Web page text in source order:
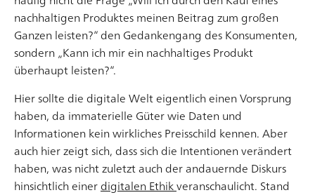
Frauen haben weit über das letzte Jahrhundert hinaus
mit ihren Werken und Ideen maßgeblich zur
Entwicklung des Designs, wie wir es heute kennen,
beigetragen. Viele davon wurden jedoch erst spät und
nicht selten nach ihrem Tode für ihre Leistungen
gewürdigt, da das Bild der Frau zu den Anfängen des
modernen Designs gelinde gesagt ein reduziertes […]
Artikel lesen
nachhaltigen Produktes meinen Beitrag zum großen
Ganzen leisten?“ den Gedankengang des Konsumenten,
sondern „Kann ich mir ein nachhaltiges Produkt
überhaupt leisten?“.
Hier sollte die digitale Welt eigentlich einen Vorsprung
haben, da immaterielle Güter wie Daten und
Informationen kein wirkliches Preisschild kennen. Aber
auch hier zeigt sich, dass sich die Intentionen verändert
haben, was nicht zuletzt auch der andauernde Diskurs
hinsichtlich einerdigitalen Ethikveranschaulicht. Stand